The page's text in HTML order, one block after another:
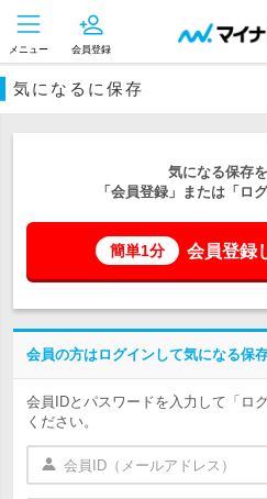
メニュー 会員登録
気になるに保存
気になる保存
「会員登録」または「ロ
簡単1分 会員登録
会員の方はログインして気になる保
会員IDとパスワードを入力して「ロ
ください。